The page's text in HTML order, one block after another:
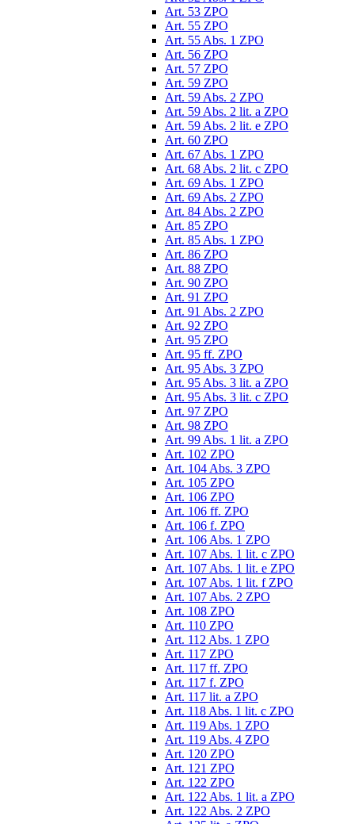
Art. 53 ZPO
Art. 55 ZPO
Art. 55 Abs. 1 ZPO
Art. 56 ZPO
Art. 57 ZPO
Art. 59 ZPO
Art. 59 Abs. 2 ZPO
Art. 59 Abs. 2 lit. a ZPO
Art. 59 Abs. 2 lit. e ZPO
Art. 60 ZPO
Art. 67 Abs. 1 ZPO
Art. 68 Abs. 2 lit. c ZPO
Art. 69 Abs. 1 ZPO
Art. 69 Abs. 2 ZPO
Art. 84 Abs. 2 ZPO
Art. 85 ZPO
Art. 85 Abs. 1 ZPO
Art. 86 ZPO
Art. 88 ZPO
Art. 90 ZPO
Art. 91 ZPO
Art. 91 Abs. 2 ZPO
Art. 92 ZPO
Art. 95 ZPO
Art. 95 ff. ZPO
Art. 95 Abs. 3 ZPO
Art. 95 Abs. 3 lit. a ZPO
Art. 95 Abs. 3 lit. c ZPO
Art. 97 ZPO
Art. 98 ZPO
Art. 99 Abs. 1 lit. a ZPO
Art. 102 ZPO
Art. 104 Abs. 3 ZPO
Art. 105 ZPO
Art. 106 ZPO
Art. 106 ff. ZPO
Art. 106 f. ZPO
Art. 106 Abs. 1 ZPO
Art. 107 Abs. 1 lit. c ZPO
Art. 107 Abs. 1 lit. e ZPO
Art. 107 Abs. 1 lit. f ZPO
Art. 107 Abs. 2 ZPO
Art. 108 ZPO
Art. 110 ZPO
Art. 112 Abs. 1 ZPO
Art. 117 ZPO
Art. 117 ff. ZPO
Art. 117 f. ZPO
Art. 117 lit. a ZPO
Art. 118 Abs. 1 lit. c ZPO
Art. 119 Abs. 1 ZPO
Art. 119 Abs. 4 ZPO
Art. 120 ZPO
Art. 121 ZPO
Art. 122 ZPO
Art. 122 Abs. 1 lit. a ZPO
Art. 122 Abs. 2 ZPO